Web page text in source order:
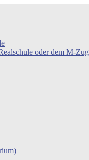
oder dem M-Zug